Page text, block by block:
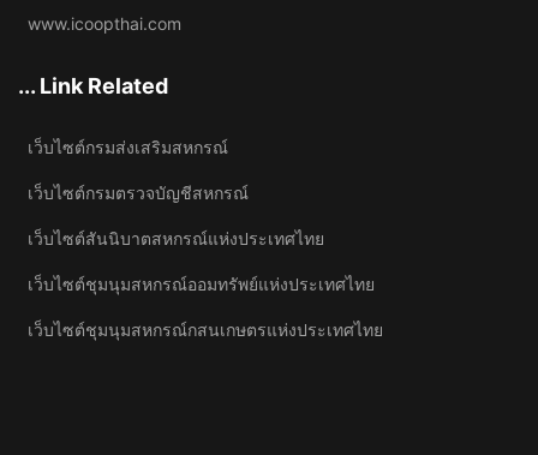
www.icoopthai.com
... Link Related
เว็บไซต์กรมส่งเสริมสหกรณ์
เว็บไซต์กรมตรวจบัญชีสหกรณ์
เว็บไซต์สันนิบาตสหกรณ์แห่งประเทศไทย
เว็บไซต์ชุมนุมสหกรณ์ออมทรัพย์แห่งประเทศไทย
เว็บไซต์ชุมนุมสหกรณ์กสนเกษตรแห่งประเทศไทย